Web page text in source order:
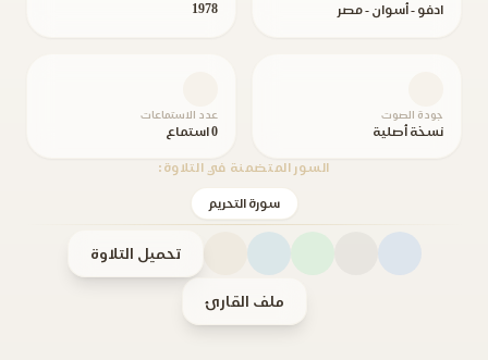
ادفو - أسوان - مصر 1978
جودة الصوت
نسخة أصلية
عدد الاستماعات
0 استماع
السور المتضمنة في التلاوة:
سورة التحريم
تحميل التلاوة
ملف القارئ